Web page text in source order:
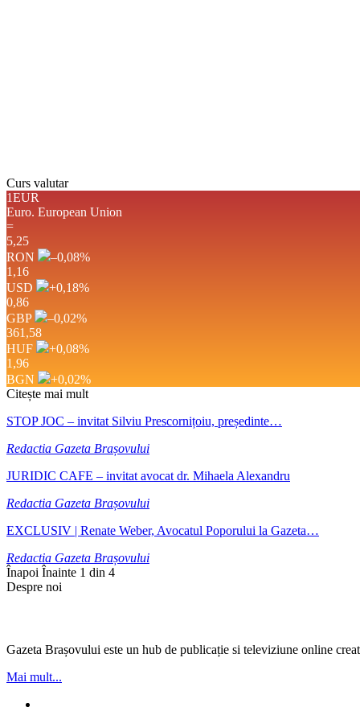
Curs valutar
1EUR
Euro. European Union
=
5,25
RON
–0,08%
1,16
USD
+0,18%
0,86
GBP
–0,02%
361,58
HUF
+0,08%
1,96
BGN
+0,02%
Citește mai mult
STOP JOC – invitat Silviu Prescornițoiu, președinte…
Redactia Gazeta Brașovului
JURIDIC CAFE – invitat avocat dr. Mihaela Alexandru
Redactia Gazeta Brașovului
EXCLUSIV | Renate Weber, Avocatul Poporului la Gazeta…
Redactia Gazeta Brașovului
Înapoi Înainte 1 din 4
Despre noi
Gazeta Brașovului este un hub de publicație si televiziune online
Mai mult...